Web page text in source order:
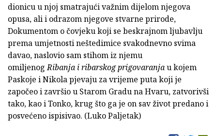
dionicu u njoj smatrajući važnim dijelom njegova
opusa, ali i odrazom njegove stvarne prirode,
Dokumentom o čovjeku koji se beskrajnom ljubavlju
prema umjetnosti neštedimice svakodnevno svima
davao, naslovio sam stihom iz njemu
omiljenogRibanja i ribarskog prigovaranjau kojem
Paskoje i Nikola pjevaju za vrijeme puta koji je
započeo i završio u Starom Gradu na Hvaru, zatvorivši
tako, kao i Tonko, krug što ga je on sav život predano i
posvećeno ispisivao. (Luko Paljetak)